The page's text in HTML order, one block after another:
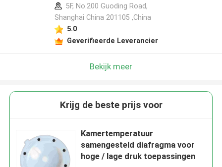
5F, No.200 Guoding Road,
Shanghai China 201105 ,China
5.0
Geverifieerde Leverancier
Bekijk meer
Krijg de beste prijs voor
Kamertemperatuur
samengesteld diafragma voor
hoge / lage druk toepassingen